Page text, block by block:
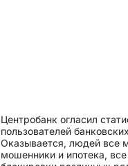
Центробанк огласил
пользователей
Оказывается, людей все
мошенники и ипотека,